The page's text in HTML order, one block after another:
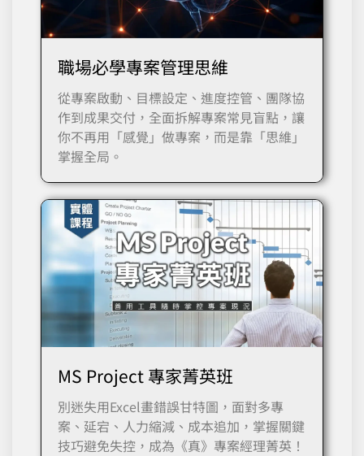
職場必學專案管理思維
從專案啟動、目標設定、進度控管、團隊協
作到成果交付，全面拆解專案常見盲點，讓
你不再用「感覺」做專案，而是靠「思維」
掌握全局。
MS Project 專家菁英班
別迷失用Excel畫錯誤甘特圖，面對多專
案、延宕、人力縮減、成本追加，掌握關鍵
技巧避免失控，成為《真》專案經理菁英！